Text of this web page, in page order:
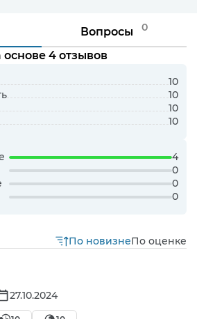
Вопросы 0
4 отзывов
10
10
10
10
4
0
0
0
По новизнеПо оценке
27.10.2024